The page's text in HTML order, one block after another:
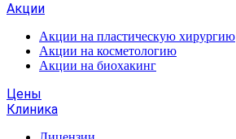
Акции
Акции на пластическую хирургию
Акции на косметологию
Акции на биохакинг
Цены
Клиника